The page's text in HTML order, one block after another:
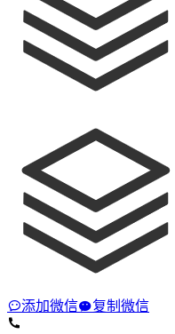
添加微信
复制微信